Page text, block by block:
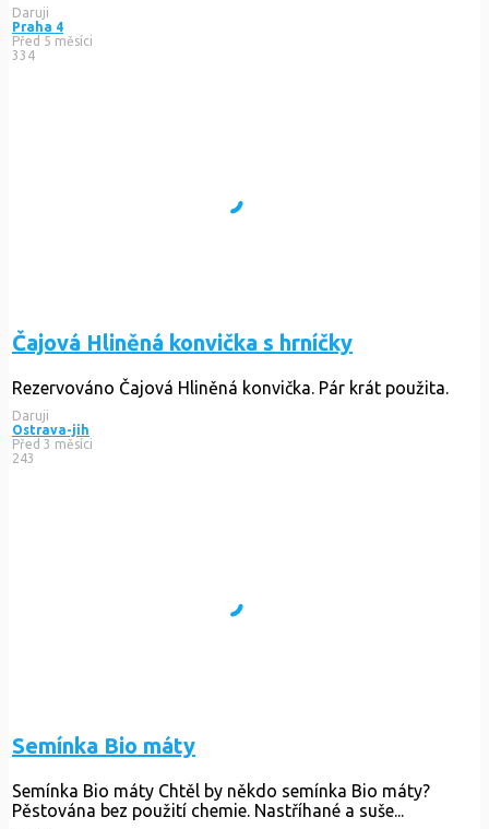
Daruji
Praha 4
Před 5 měsíci
334
Čajová Hliněná konvička s hrníčky
Rezervováno Čajová Hliněná konvička. Pár krát použita.
Daruji
Ostrava-jih
Před 3 měsíci
243
Semínka Bio máty
Semínka Bio máty Chtěl by někdo semínka Bio máty?
Pěstována bez použití chemie. Nastříhané a suše...